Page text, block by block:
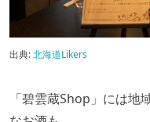
出典:北海道Likers
「碧雲蔵Shop」には地